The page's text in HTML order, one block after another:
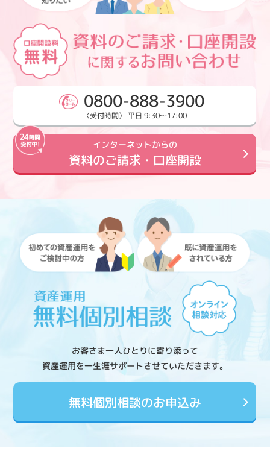
0800-888-3900
〈受付時間〉 平日 9:30～17:00
インターネットからの
資料のご請求・口座開設
お客さま一人ひとりに寄り添って
資産運用を一生涯サポートさせていただきます。
無料個別相談のお申込み